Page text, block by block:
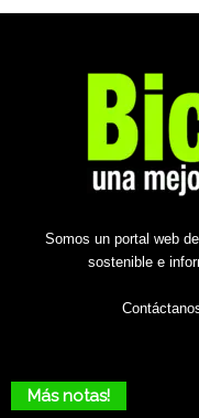
Somos un portal web
sostenible e
Más notas!